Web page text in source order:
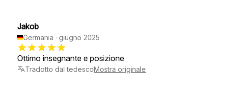
Jakob
Germania · giugno 2025
Ottimo insegnante e posizione
Tradotto dal tedescoMostra originale